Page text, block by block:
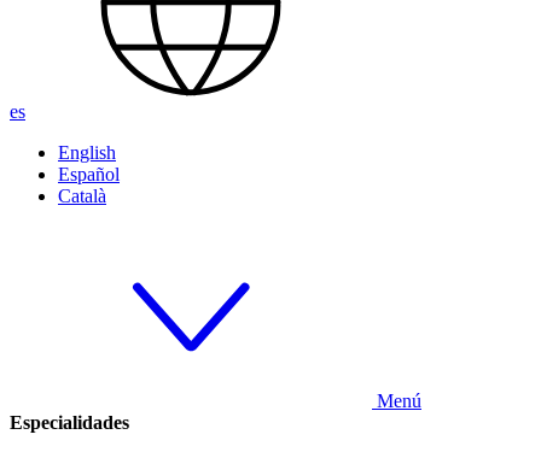
es
English
Español
Català
Menú
Especialidades